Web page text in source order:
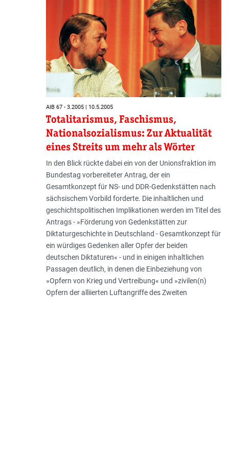
AIB 67 - 3.2005 | 10.5.2005
Totalitarismus, Faschismus,
Nationalsozialismus: Zur Aktualität
eines Streits um mehr als Wörter
In den Blick rückte dabei ein von der Unionsfraktion im
Bundestag vorbereiteter Antrag, der ein
Gesamtkonzept für NS- und DDR-Gedenkstätten nach
sächsischem Vorbild forderte. Die inhaltlichen und
geschichtspolitischen Implikationen werden im Titel des
Antrags - »Förderung von Gedenkstätten zur
Diktaturgeschichte in Deutschland - Gesamtkonzept für
ein würdiges Gedenken aller Opfer der beiden
deutschen Diktaturen« - und in einigen inhaltlichen
Passagen deutlich, in denen die Einbeziehung von
»Opfern von Krieg und Vertreibung« und »zivilen(n)
Opfern der alliierten Luftangriffe des Zweiten